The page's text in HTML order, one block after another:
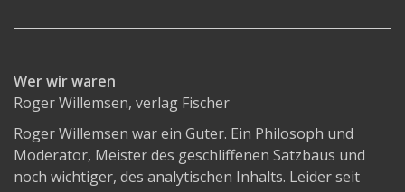
Bücherkiste 2016
Bücherkiste 2018
Bücherkiste 2019
Wer wir waren
Roger Willemsen, verlag Fischer
Roger Willemsen war ein Guter. Ein Philosoph und
Moderator, Meister des geschliffenen Satzbaus und
noch wichtiger, des analytischen Inhalts. Leider seit